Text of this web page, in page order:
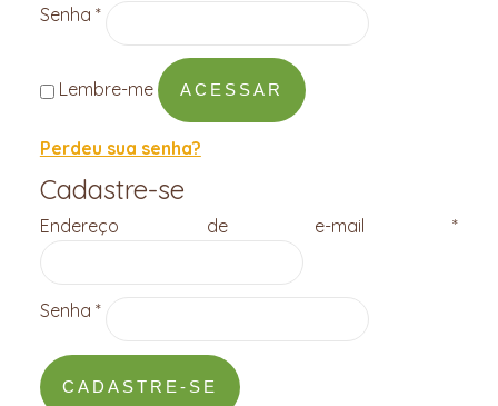
Senha *Obrigatório
Lembre-me ACESSAR
Perdeu sua senha?
Cadastre-se
Endereço de e-mail*
Senha *Obrigatório
CADASTRE-SE